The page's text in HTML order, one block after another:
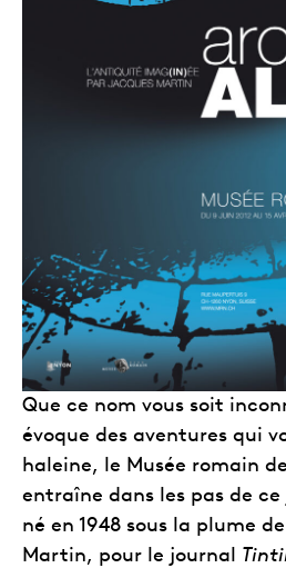
Que ce nom vous soit
évoque des aventures qui
haleine, le Musée romain
entraîne dans les pas de ce
né en 1948 sous la plume
Martin, pour le journal